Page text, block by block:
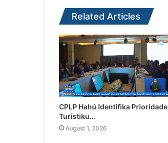
Related Articles
CPLP Hahú Identifika Prioridade
Turístiku…
August 1, 2026